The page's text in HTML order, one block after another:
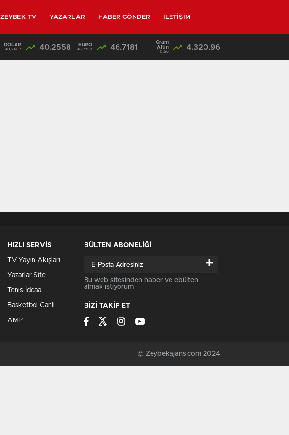
ZEYBEK TV YAZARLAR HABER GÖNDER İLETIŞIM
13:25
DOLAR
40,2607 40,2558 EURO
46,7252 46,7181
Gram
Altın
0,56
4.320,96
HIZLI SERVİS
TV Yayın Akışları
Yazarlar Site
Tenis İddaa
Basketbol Canlı
AMP
BÜLTEN ABONELİĞİ
+
Bu web sitesinden haber ve ebülten
almak istiyorum
BİZİ TAKİP ET
© Zeybekajans.com 2024